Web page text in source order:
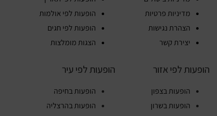
מדיניות פרטיות
הצהרת נגישות
יצירת קשר
הופעות לפי אולמות
הופעות לפי חגים
הצגות מומלצות
הופעות לפי אזור
הופעות בצפון
הופעות בשרון
הופעות לפי עיר
הופעות בחיפה
הופעות בהרצליה